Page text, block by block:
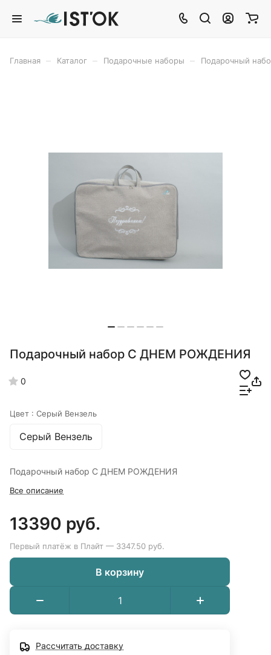
Главная Каталог Подарочные наборы Подарочный
Подарочный набор С ДНЕМ РОЖДЕНИЯ
0
Цвет : Серый Вензель
Серый Вензель
Подарочный набор С ДНЕМ РОЖДЕНИЯ
Все описание
13390 руб.
Первый платёж в Плайт — 3347.50 руб.
В корзину
Рассчитать доставку